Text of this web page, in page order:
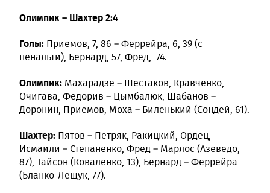
Олимпик – Шахтер 2:4
Голы: Приемов, 7, 86 – Феррейра, 6, 39 (с
пенальти), Бернард, 57, Фред, 74.
Олимпик: Махарадзе – Шестаков, Кравченко,
Очигава, Федорив – Цымбалюк, Шабанов –
Доронин, Приемов, Моха – Биленький (Сондей, 61).
Шахтер: Пятов – Петряк, Ракицкий, Ордец,
Исмаили – Степаненко, Фред – Марлос (Азеведо,
87), Тайсон (Коваленко, 13), Бернард – Феррейра
(Бланко-Лещук, 77).